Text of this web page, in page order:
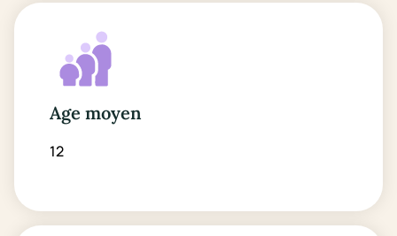
Age moyen
12